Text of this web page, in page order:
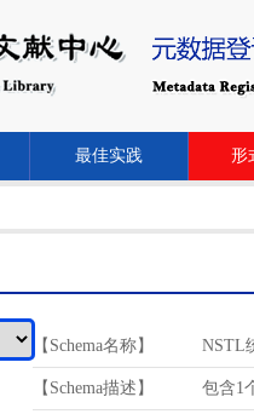
最佳实践 形
【Schema名称】 NSTL
【Schema描述】 包含1